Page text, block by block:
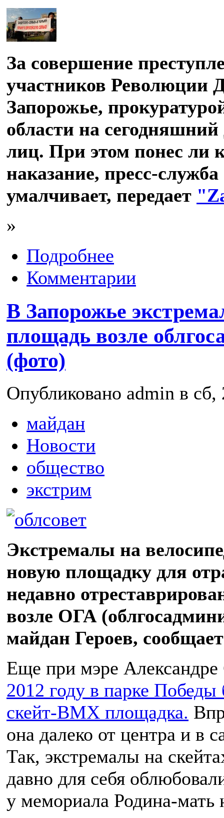
За совершение
участников Революции
Запорожье,
области на
лиц. При этом понес ли
наказание, пресс-
умалчивает, передает
»
Подробнее
Комментарии
В Запорожье
площадь возле
(фото)
Опубликовано admin в
майдан
Новости
общество
экстрим
Экстремалы на
новую площадку для
недавно
возле ОГА
майдан Героев,
Еще при мэре
2012 году в парке
скейт-BMX площадка.
она далеко от центра и в
Так, экстремалы на
давно для себя
у мемориала Родина-мать